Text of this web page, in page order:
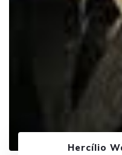
Hercílio